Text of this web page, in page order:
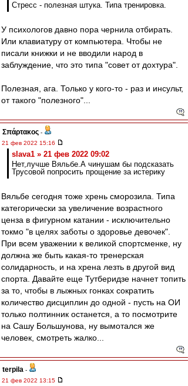
Стресс - полезная штука. Типа тренировка.
У психологов давно пора чернила отбирать.
Или клавиатуру от компьютера. Чтобы не
писали книжки и не вводили народ в
заблуждение, что это типа "совет от дохтура".
Полезная, ага. Только у кого-то - раз и инсульт,
от такого "полезного"...
Σπάρτακος -
21 фев 2022 15:16
slava1 » 21 фев 2022 09:02
Нет,лучше Вяльбе.А чинушам бы подсказать
Трусовой попросить прощение за истерику
Вяльбе сегодня тоже хрень сморозила. Типа
категорически за увеличение возрастного
ценза в фигурном катании - исключительно
токмо "в целях заботы о здоровье девочек".
При всем уважении к великой спортсменке, ну
должна же быть какая-то тренерская
солидарность, и на хрена лезть в другой вид
спорта. Давайте еще Тутберидзе начнет топить
за то, чтобы в лыжных гонках сократить
количество дисциплин до одной - пусть на ОИ
только полтинник останется, а то посмотрите
на Сашу Большунова, ну вымотался же
человек, смотреть жалко...
terpila -
21 фев 2022 13:15